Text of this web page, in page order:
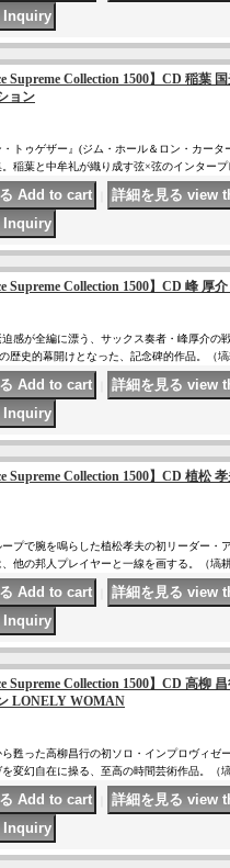
Supreme Collection 1500】CD 稲葉
ョン
トゥゲザー』(ジム・ホール＆ロン・カータ
稲葉と中牟礼が織り成す弦×弦のインター
Supreme Collection 1500】CD 峰
感が全編に漂う、サックス奏者・峰厚介の
歴史的幕開けとなった、記念碑的作品。（
Supreme Collection 1500】CD 植松
プで腕を鳴らした植松孝夫の初リーダー・
他の邦人プレイヤーと一線を画する。（塙
Supreme Collection 1500】CD 高
LONELY WOMAN
甦った高柳昌行の初ソロ・インプロヴィゼ
変幻自在に操る、至高の時間芸術作品。（